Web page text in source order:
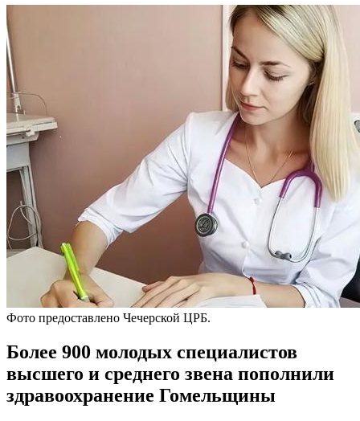
Фото предоставлено Чечерской ЦРБ.
Более 900 молодых специалистов
высшего и среднего звена пополнили
здравоохранение Гомельщины